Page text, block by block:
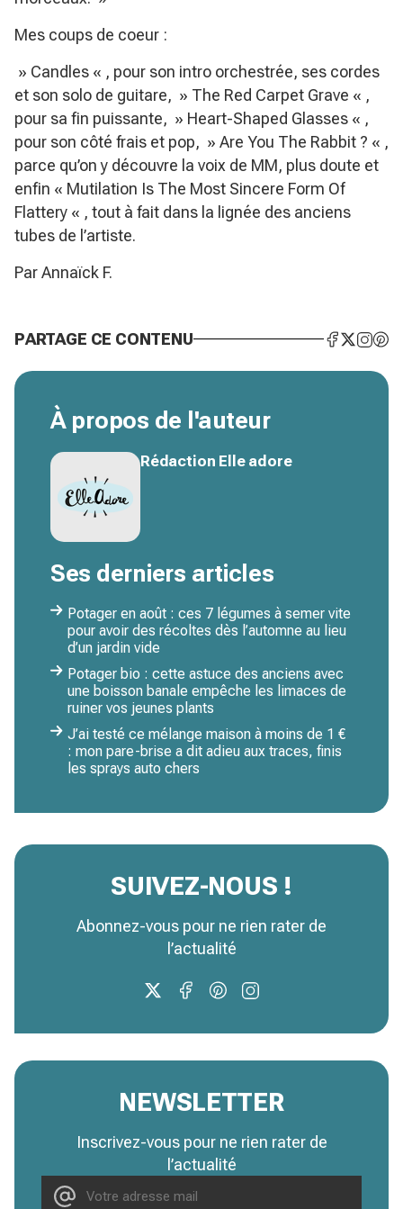
Mes coups de coeur :
» Candles « , pour son intro orchestrée, ses cordes
et son solo de guitare, » The Red Carpet Grave « ,
pour sa fin puissante, » Heart-Shaped Glasses « ,
pour son côté frais et pop, » Are You The Rabbit ? « ,
parce qu’on y découvre la voix de MM, plus doute et
enfin « Mutilation Is The Most Sincere Form Of
Flattery « , tout à fait dans la lignée des anciens
tubes de l’artiste.
Par Annaïck F.
PARTAGE CE CONTENU
À propos de l'auteur
Rédaction Elle adore
Ses derniers articles
Potager en août : ces 7 légumes à semer vite
pour avoir des récoltes dès l’automne au lieu
d’un jardin vide
Potager bio : cette astuce des anciens avec
une boisson banale empêche les limaces de
ruiner vos jeunes plants
J’ai testé ce mélange maison à moins de 1 €
: mon pare-brise a dit adieu aux traces, finis
les sprays auto chers
SUIVEZ-NOUS !
Abonnez-vous pour ne rien rater de
l’actualité
NEWSLETTER
Inscrivez-vous pour ne rien rater de
l’actualité